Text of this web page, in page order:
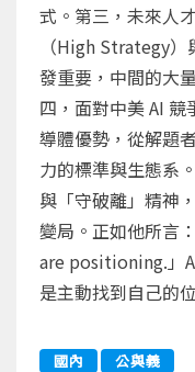
式。第三，未來人
（High Strategy
發重要，中間的大
四，面對中美 AI 競
導體優勢，從解題
力的標準與生態系
與「守破離」精神
變局。正如他所言
are positioning.」
是主動找到自己的
國內 公與義